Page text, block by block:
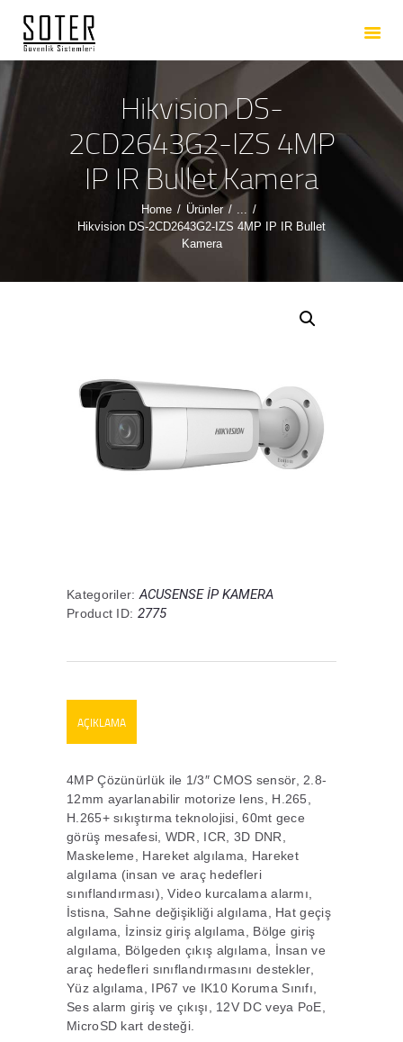
Hikvision DS-
2CD2643G2-IZS 4MP
IP IR Bullet Kamera
Home Ürünler
...
Hikvision DS-2CD2643G2-IZS 4MP IP IR Bullet
Kamera
ANASAYFA
HAKKIMIZDA
HIZMETLERIMIZ
ÜRÜNLERIMIZ
REFERANSLARIMIZ
İLETIŞIM
Kategoriler: ACUSENSE İP KAMERA
Product ID: 2775
AÇIKLAMA
4MP Çözünürlük ile 1/3″ CMOS sensör, 2.8-
12mm ayarlanabilir motorize lens, H.265,
H.265+ sıkıştırma teknolojisi, 60mt gece
görüş mesafesi, WDR, ICR, 3D DNR,
Maskeleme, Hareket algılama, Hareket
algılama (insan ve araç hedefleri
sınıflandırması), Video kurcalama alarmı,
İstisna, Sahne değişikliği algılama, Hat geçiş
algılama, İzinsiz giriş algılama, Bölge giriş
algılama, Bölgeden çıkış algılama, İnsan ve
araç hedefleri sınıflandırmasını destekler,
Yüz algılama, IP67 ve IK10 Koruma Sınıfı,
Ses alarm giriş ve çıkışı, 12V DC veya PoE,
MicroSD kart desteği.